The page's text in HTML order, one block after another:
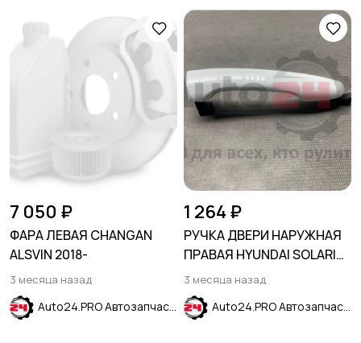
7 050 ₽
ФАРА ЛЕВАЯ CHANGAN
ALSVIN 2018-
3 месяца назад
Auto24.PRO Автозапчасти
1 264 ₽
РУЧКА ДВЕРИ НАРУЖНАЯ
ПРАВАЯ HYUNDAI SOLARIS
2017-2024
3 месяца назад
Auto24.PRO Автозапчасти